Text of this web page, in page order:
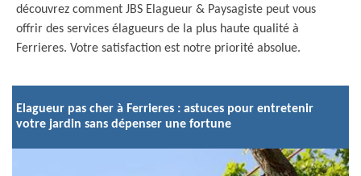
découvrez comment JBS Elagueur & Paysagiste peut vous
offrir des services élagueurs de la plus haute qualité à
Ferrieres. Votre satisfaction est notre priorité absolue.
Elagueur pas cher à Ferrieres : astuces pour entretenir
votre jardin sans dépenser une fortune